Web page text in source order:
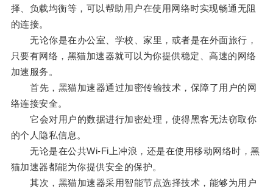
择、负载均衡等，可以帮助用户在使用网络时实现畅通无阻
的连接。
无论你是在办公室、学校、家里，或者是在外面旅行，
只要有网络，黑猫加速器就可以为你提供稳定、高速的网络
加速服务。
首先，黑猫加速器通过加密传输技术，保障了用户的网
络连接安全。
它会对用户的数据进行加密处理，使得黑客无法窃取你
的个人隐私信息。
无论是在公共Wi-Fi上冲浪，还是在使用移动网络时，黑
猫加速器都能为你提供安全的保护。
其次，黑猫加速器采用智能节点选择技术，能够为用户